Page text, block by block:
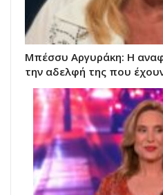
Μπέσσυ Αργυράκη: Η
την αδελφή της που